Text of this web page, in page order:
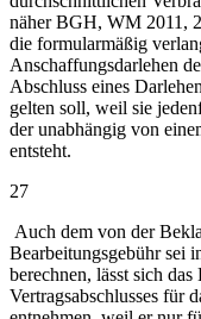
näher BGH, WM 2011,
die formularmäßig
Anschaffungsdarlehen
Abschluss eines
gelten soll, weil sie
der unabhängig von
entsteht.
27
Auch dem von der
Bearbeitungsgebühr sei
berechnen, lässt sich
Vertragsabschlusses für